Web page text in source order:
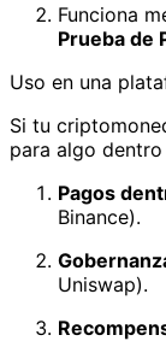
Funciona
Prueba de
Uso en una
Si tu
para algo
Pagos
Binance).
Uniswap).